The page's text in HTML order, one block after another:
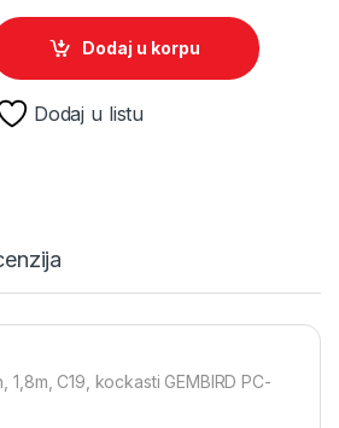
C19, kockasti GEMBIRD PC-186-
Dodaj u korpu
Dodaj u listu
1,8m, C19, kockasti GEMBIRD PC-